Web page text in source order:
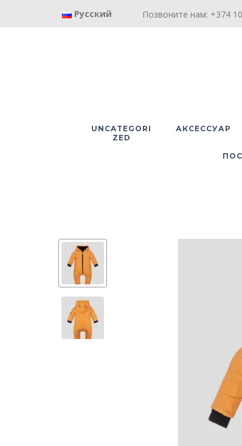
Русский Позвоните нам: +374
UNCATEGORI
ZED
АКСЕССУАР